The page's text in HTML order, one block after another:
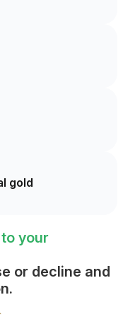
gold
your
or decline and